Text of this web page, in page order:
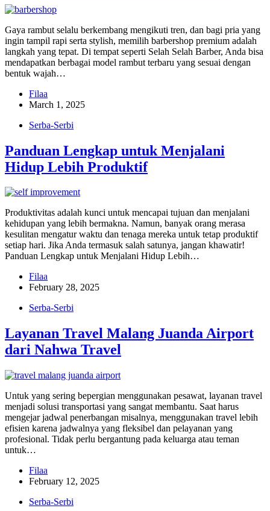
Gaya rambut selalu berkembang mengikuti tren, dan bagi pria yang
ingin tampil rapi serta stylish, memilih barbershop premium adalah
langkah yang tepat. Di tempat seperti Selah Selah Barber, Anda bisa
mendapatkan berbagai model rambut terbaru yang sesuai dengan
bentuk wajah…
Filaa
March 1, 2025
Serba-Serbi
Panduan Lengkap untuk Menjalani
Hidup Lebih Produktif
Produktivitas adalah kunci untuk mencapai tujuan dan menjalani
kehidupan yang lebih bermakna. Namun, banyak orang merasa
kesulitan mengatur waktu dan tenaga mereka untuk tetap produktif
setiap hari. Jika Anda termasuk salah satunya, jangan khawatir!
Panduan Lengkap untuk Menjalani Hidup Lebih…
Filaa
February 28, 2025
Serba-Serbi
Layanan Travel Malang Juanda Airport
dari Nahwa Travel
Untuk yang sering bepergian menggunakan pesawat, layanan travel
menjadi solusi transportasi yang sangat membantu. Saat harus
mengejar jadwal penerbangan misalnya, menggunakan travel lebih
efisien karena jadwalnya yang fleksibel dan pelayanan yang
profesional. Tidak perlu bergantung pada keluarga atau teman
untuk…
Filaa
February 12, 2025
Serba-Serbi